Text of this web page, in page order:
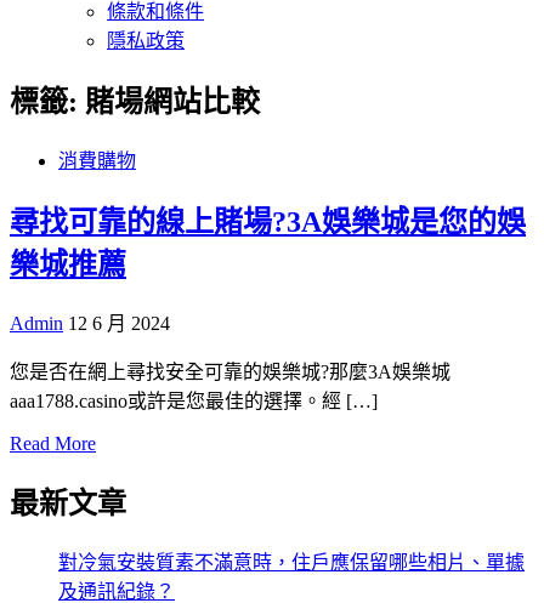
條款和條件
隱私政策
標籤: 賭場網站比較
消費購物
尋找可靠的線上賭場?3A娛樂城是您的娛
樂城推薦
Admin 12 6 月 2024
您是否在網上尋找安全可靠的娛樂城?那麼3A娛樂城
aaa1788.casino或許是您最佳的選擇。經 […]
Read More
最新文章
對冷氣安裝質素不滿意時，住戶應保留哪些相片、單據
及通訊紀錄？